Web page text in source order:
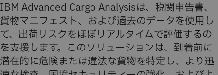
IBM Advanced Cargo Analysisは、税関申告書、
貨物マニフェスト、および過去のデータを使用し
て、出荷リスクをほぼリアルタイムで評価するの
を支援します。このソリューションは、到着前に
潜在的に危険または違法な貨物を特定し、より迅